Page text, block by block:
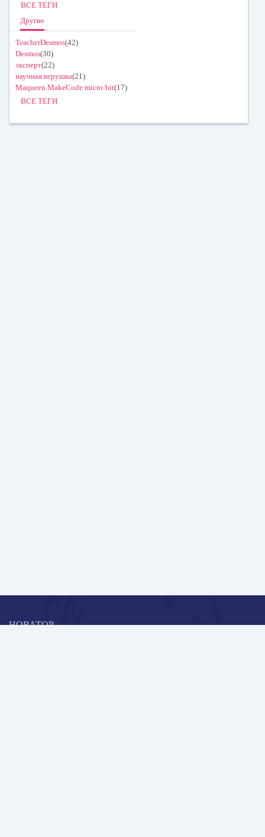
ВСЕ ТЕГИ
Другие
TeacherDesmos(42)
Desmos(30)
эксперт(22)
научная игрушка(21)
Maqueen MakeCode micro:bit(17)
ВСЕ ТЕГИ
НОВАТОР